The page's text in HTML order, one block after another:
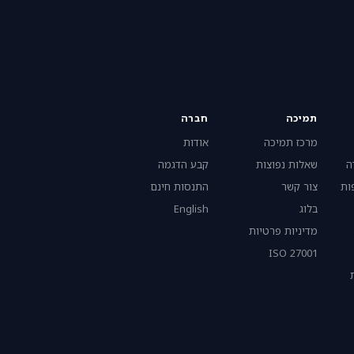
תמיכה
מרכז תמיכה
שאלות נפוצות
צור קשר
בלוג
מדיניות פרטיות
ISO 27001
חברה
אודות
קבע הדגמה
התנסות חינם
English